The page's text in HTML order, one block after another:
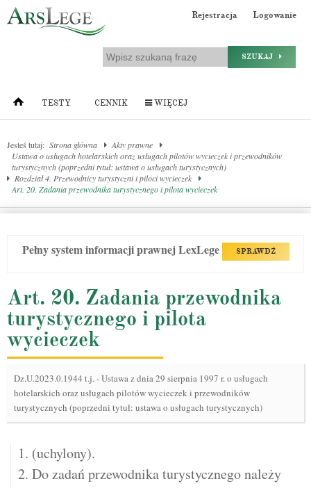
Rejestracja Logowanie
SZUKAJ
TESTY CENNIK WIĘCEJ
Jesteś tutaj: Strona główna
Akty prawne
Ustawa o usługach hotelarskich oraz usługach pilotów wycieczek i przewodników
turystycznych (poprzedni tytuł: ustawa o usługach turystycznych)
Rozdział 4. Przewodnicy turystyczni i piloci wycieczek
Art. 20. Zadania przewodnika turystycznego i pilota wycieczek
Pełny system informacji prawnej LexLege SPRAWDŹ
Art. 20. Zadania przewodnika
turystycznego i pilota
wycieczek
Dz.U.2023.0.1944 t.j.-Ustawa z dnia 29 sierpnia 1997 r. o usługach
hotelarskich oraz usługach pilotów wycieczek i przewodników
turystycznych (poprzedni tytuł: ustawa o usługach turystycznych)
1. (uchylony).
2. Do zadań przewodnika turystycznego należy